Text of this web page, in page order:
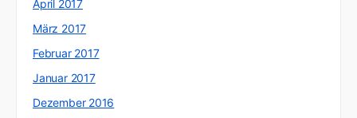
April 2017
März 2017
Februar 2017
Januar 2017
Dezember 2016